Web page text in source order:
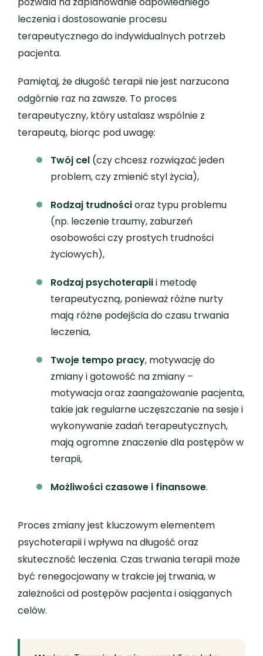
leczenia i dostosowanie procesu
terapeutycznego do indywidualnych potrzeb
pacjenta.
Pamiętaj, że długość terapii nie jest narzucona
odgórnie raz na zawsze. To proces
terapeutyczny, który ustalasz wspólnie z
terapeutą, biorąc pod uwagę:
Twój cel (czy chcesz rozwiązać jeden
problem, czy zmienić styl życia),
Rodzaj trudnościoraz typu problemu
(np. leczenie traumy, zaburzeń
osobowości czy prostych trudności
życiowych),
Rodzaj psychoterapiii metodę
terapeutyczną, ponieważ różne nurty
mają różne podejścia do czasu trwania
leczenia,
Twoje tempo pracy, motywację do
zmiany i gotowość na zmiany –
motywacja oraz zaangażowanie pacjenta,
takie jak regularne uczęszczanie na sesje i
wykonywanie zadań terapeutycznych,
mają ogromne znaczenie dla postępów w
terapii,
Możliwości czasowe i finansowe.
Proces zmiany jest kluczowym elementem
psychoterapii i wpływa na długość oraz
skuteczność leczenia. Czas trwania terapii może
być renegocjowany w trakcie jej trwania, w
zależności od postępów pacjenta i osiąganych
celów.